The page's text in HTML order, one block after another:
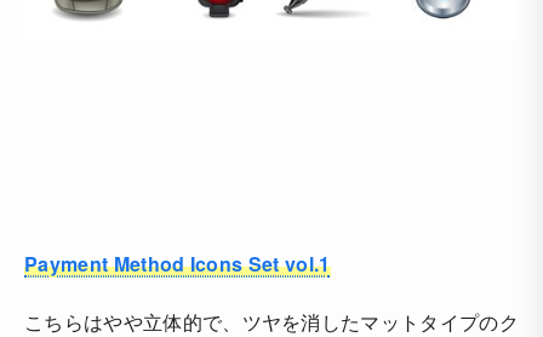
Payment Method Icons Set vol.1
こちらはやや立体的で、ツヤを消したマットタイプのク